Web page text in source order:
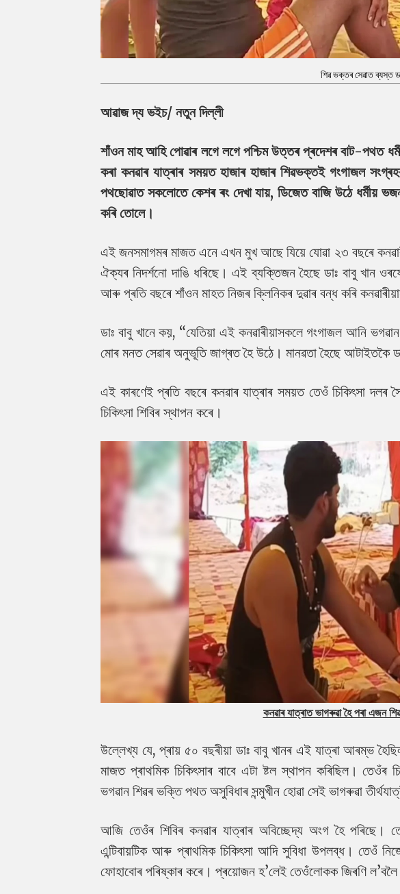
শিৱ ভক্তৰ সেৱাত ব্যস্ত
আৱাজ দ্য ভইচ/ নতুন দিল্লী
শাঁওন মাহ আহি পোৱাৰ লগে লগে পশ্চিম উত্তৰ প্ৰদেশৰ বাট-পথত
কৰা কনৱাৰ যাত্ৰাৰ সময়ত হাজাৰ হাজাৰ শিৱভক্তই গংগাজল
পথছোৱাত সকলোতে কেশৰ ৰং দেখা যায়, ডিজেত বাজি উঠে ধৰ্মীয়
কৰি তোলে।
এই জনসমাগমৰ মাজত এনে এখন মুখ আছে যিয়ে যোৱা ২৩ বছৰে
ঐক্যৰ নিদৰ্শনো দাঙি ধৰিছে। এই ব্যক্তিজন হৈছে ডাঃ বাবু খান
আৰু প্ৰতি বছৰে শাঁওন মাহত নিজৰ ক্লিনিকৰ দুৱাৰ বন্ধ কৰি
ডাঃ বাবু খানে কয়, “যেতিয়া এই কনৱাৰীয়াসকলে গংগাজল আনি
মোৰ মনত সেৱাৰ অনুভূতি জাগ্ৰত হৈ উঠে। মানৱতা হৈছে
এই কাৰণেই প্ৰতি বছৰে কনৱাৰ যাত্ৰাৰ সময়ত তেওঁ চিকিৎসা দলৰ
চিকিৎসা শিবিৰ স্থাপন কৰে।
কনৱাৰ যাত্ৰাত ভাগৰুৱা হৈ পৰা এজন
উল্লেখ্য যে, প্ৰায় ৫০ বছৰীয়া ডাঃ বাবু খানৰ এই যাত্ৰা আৰম্ভ
মাজত প্ৰাথমিক চিকিৎসাৰ বাবে এটা ষ্টল স্থাপন কৰিছিল। তেওঁৰ
ভগৱান শিৱৰ ভক্তি পথত অসুবিধাৰ সন্মুখীন হোৱা সেই ভাগৰুৱা
আজি তেওঁৰ শিবিৰ কনৱাৰ যাত্ৰাৰ অবিচ্ছেদ্য অংগ হৈ পৰিছে।
এন্টিবায়টিক আৰু প্ৰাথমিক চিকিৎসা আদি সুবিধা উপলব্ধ। তেওঁ
ফোহাবোৰ পৰিষ্কাৰ কৰে। প্ৰয়োজন হ’লেই তেওঁলোকক জিৰণি ল’বলৈ